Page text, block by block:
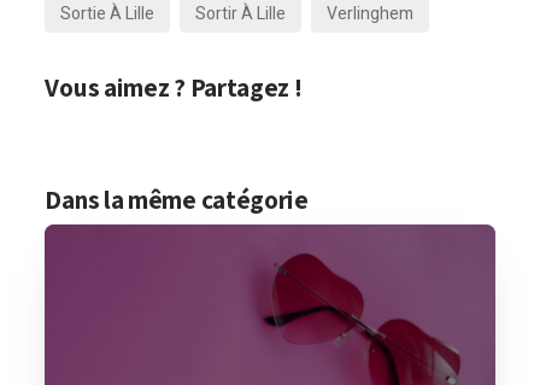
Sortie À Lille
Sortir À Lille Verlinghem
Vous aimez ? Partagez !
Dans la même catégorie